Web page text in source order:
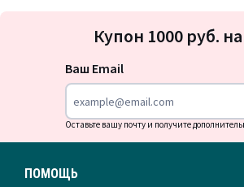
на
Купон 1000 руб. на
Ваш Email
Оставьте вашу почту и получите
ПОМОЩЬ